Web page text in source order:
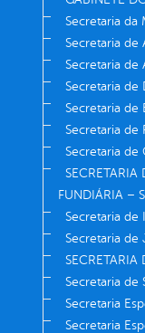
Secretaria da
Secretaria de
Secretaria de
Secretaria
Secretaria de
Secretaria de
Secretaria de
SECRETARIA
FUNDIÁRIA –
Secretaria de
Secretaria de
SECRETARIA
Secretaria de
Secretaria
Secretaria